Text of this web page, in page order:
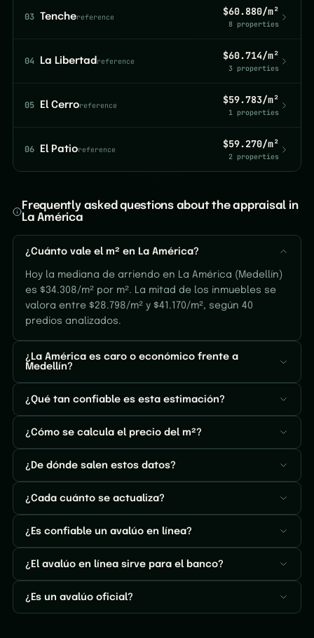
03 Tenchereference $60.880/m²
8 properties
04 La Libertad reference $60.714/m²
3 properties
05 El Cerroreference $59.783/m²
1 properties
06 El Patioreference $59.270/m²
2 properties
Frequently asked questions about the appraisal in
La América
¿Cuánto vale el m² en La América?
Hoy la mediana de arriendo en La América (Medellín)
es $34.308/m² por m². La mitad de los inmuebles se
valora entre $28.798/m² y $41.170/m², según 40
predios analizados.
¿La América es caro o económico frente a
Medellín?
¿Qué tan confiable es esta estimación?
¿Cómo se calcula el precio del m²?
¿De dónde salen estos datos?
¿Cada cuánto se actualiza?
¿Es confiable un avalúo en línea?
¿El avalúo en línea sirve para el banco?
¿Es un avalúo oficial?